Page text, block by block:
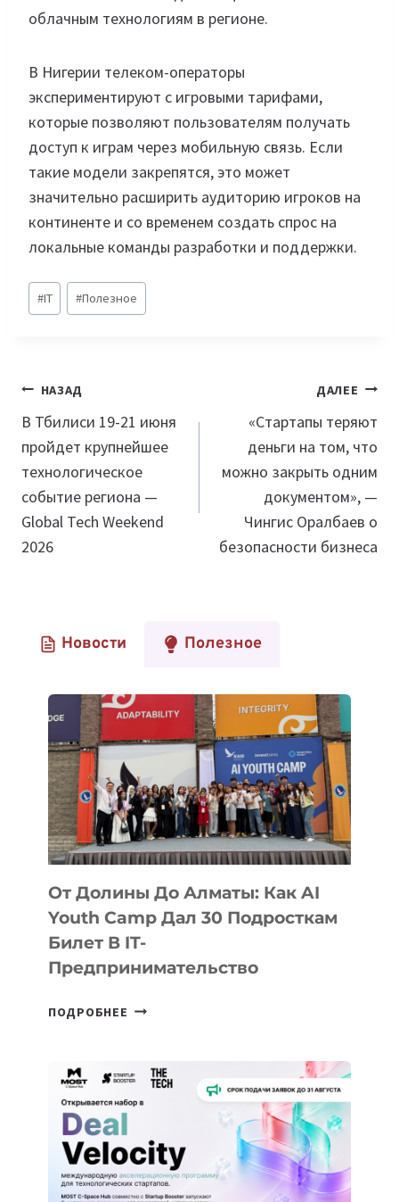
облачным технологиям в регионе.
В Нигерии телеком-операторы
экспериментируют с игровыми тарифами,
которые позволяют пользователям получать
доступ к играм через мобильную связь. Если
такие модели закрепятся, это может
значительно расширить аудиторию игроков на
континенте и со временем создать спрос на
локальные команды разработки и поддержки.
Метки
записи:
#IT #Полезное
Навигация
по
записям
НАЗАД
В Тбилиси 19-21 июня
пройдет крупнейшее
технологическое
событие региона —
Global Tech Weekend
2026
ДАЛЕЕ
«Стартапы теряют
деньги на том, что
можно закрыть одним
документом», —
Чингис Оралбаев о
безопасности бизнеса
Новости Полезное
От Долины До Алматы: Как AI
Youth Camp Дал 30 Подросткам
Билет В IT-
Предпринимательство
ПОДРОБНЕЕ ОТ
АЛМАТЫ:
КАК
AI
YOUTH
CAMP
ДАЛ